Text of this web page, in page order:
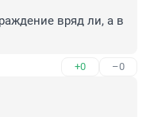
вряд ли, а в
+0 –0